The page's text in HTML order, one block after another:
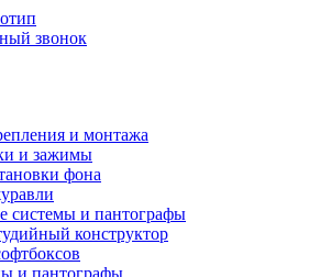
звонок
и монтажа
и зажимы
фона
системы и пантографы
конструктор
и пантографы